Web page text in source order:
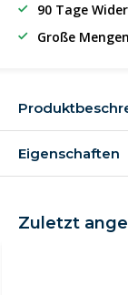
90 Tage
Große
Eigenschaften
Zuletzt